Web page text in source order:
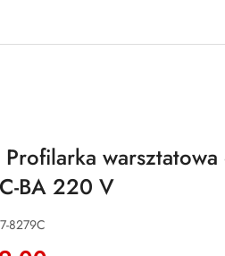
Profilarka
BA 220 V
8279C